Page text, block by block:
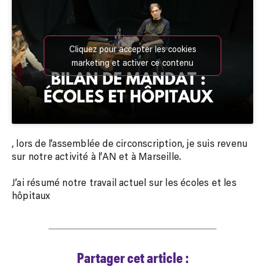
Cliquez pour accepter les cookies
marketing et activer ce contenu
, lors de l’assemblée de circonscription, je suis revenu
sur notre activité à l’AN et à Marseille.
J’ai résumé notre travail actuel sur les écoles et les
hôpitaux
Partager cet article :